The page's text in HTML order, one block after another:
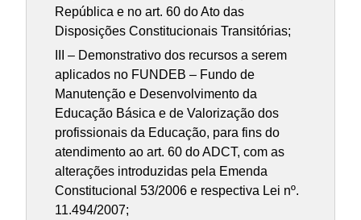
República e no art. 60 do Ato das
Disposições Constitucionais Transitórias;
III – Demonstrativo dos recursos a serem
aplicados no FUNDEB – Fundo de
Manutenção e Desenvolvimento da
Educação Básica e de Valorização dos
profissionais da Educação, para fins do
atendimento ao art. 60 do ADCT, com as
alterações introduzidas pela Emenda
Constitucional 53/2006 e respectiva Lei nº.
11.494/2007;